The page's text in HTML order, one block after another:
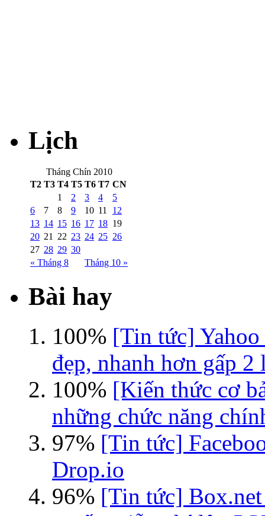
Lịch
Tháng Chín 2010
T2 T3 T4 T5 T6 T7 CN
« Tháng 8 Tháng 10 »
1 2 3 4
5
6
7 8 9 10 11
12
13 14 15 16 17 18 19
20 21 22 23 24 25 26
27 28 29 30
Bài hay
100% [Tin tức]
đẹp, nhanh hơn gấp 2
100% [Kiến thức cơ
những chức năng
97% [Tin tức]
Drop.io
96% [Tin tức]